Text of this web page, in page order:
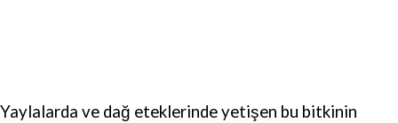
Yaylalarda ve dağ eteklerinde yetişen bu bitkinin